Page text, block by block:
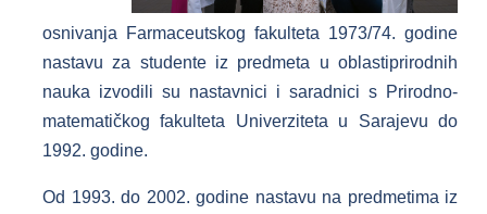
osnivanja Farmaceutskog fakulteta 1973/74. godine
nastavu za studente iz predmeta u oblastiprirodnih
nauka izvodili su nastavnici i saradnici s Prirodno-
matematičkog fakulteta Univerziteta u Sarajevu do
1992. godine.
Od 1993. do 2002. godine nastavu na predmetima iz